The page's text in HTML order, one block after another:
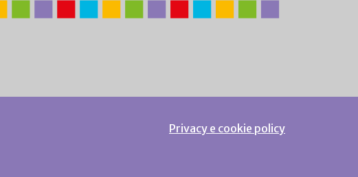
Privacy e cookie policy